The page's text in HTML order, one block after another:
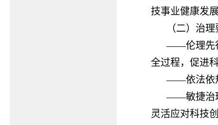
技事业健康发
（二）治
——伦理先
全过程，促进
——依法依
——敏捷治
灵活应对科技